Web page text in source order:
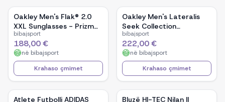
Oakley Men's Flak® 2.0
XXL Sunglasses - Prizm
Black Lenses / Matte
Black Frame
bibajsport
188,00 €
në bibajsport
Krahaso çmimet
Oakley Men's Lateralis
Seek Collection
Sunglasses - Prizm
Tungsten Polarized
Lenses / Matte Moss
Frame
bibajsport
222,00 €
në bibajsport
Krahaso çmimet
Atlete Futbolli ADIDAS
Bluzë HI-TEC Nilan II